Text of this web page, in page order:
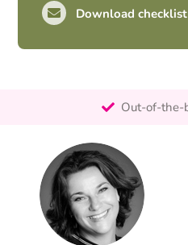
Download checklist